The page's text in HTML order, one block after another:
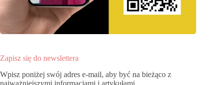
Zapisz się do newslettera
Wpisz poniżej swój adres e-mail, aby być na bieżąco z
najważniejszymi informacjami i artykułami